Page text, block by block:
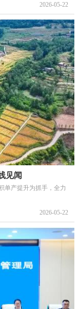
2026-05-22
见闻
单产提升为抓手，全力
2026-05-22